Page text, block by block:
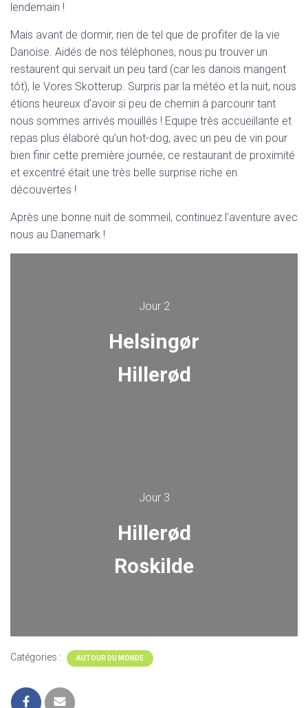
lendemain !
Mais avant de dormir, rien de tel que de profiter de la vie
Danoise. Aidés de nos téléphones, nous pu trouver un
restaurent qui servait un peu tard (car les danois mangent
tôt), le Vores Skotterup. Surpris par la météo et la nuit, nous
étions heureux d’avoir si peu de chemin à parcourir tant
nous sommes arrivés mouillés ! Equipe très accueillante et
repas plus élaboré qu’un hot-dog, avec un peu de vin pour
bien finir cette première journée, ce restaurant de proximité
et excentré était une très belle surprise riche en
découvertes !
Après une bonne nuit de sommeil, continuez l’aventure avec
nous au Danemark !
Jour 2
Helsingør
Hillerød
Jour 3
Hillerød
Roskilde
Catégories : AUTOUR DU MONDE